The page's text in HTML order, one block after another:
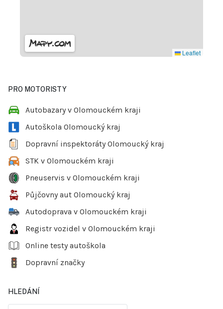
Leaflet
PRO MOTORISTY
Autobazary v Olomouckém kraji
Autoškola Olomoucký kraj
Dopravní inspektoráty Olomoucký kraj
STK v Olomouckém kraji
Pneuservis v Olomouckém kraji
Půjčovny aut Olomoucký kraj
Autodoprava v Olomouckém kraji
Registr vozidel v Olomouckém kraji
Online testy autoškola
Dopravní značky
HLEDÁNÍ